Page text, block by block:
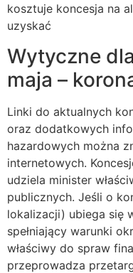
kosztuje koncesja na
uzyskać
Wytyczne
maja –
Linki do aktualnych
oraz dodatkowych
hazardowych można
internetowych.
udziela minister
publicznych. Jeśli o
lokalizacji) ubiega się
spełniający warunki
właściwy do spraw
przeprowadza